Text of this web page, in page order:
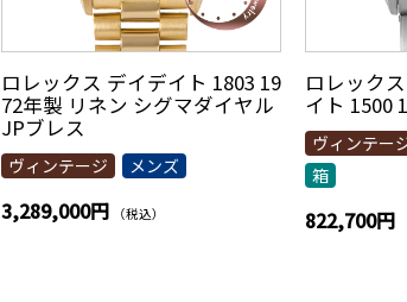
ロレックス デイデイト 1803 19
72年製 リネン シグマダイヤル
JPブレス
ヴィンテージ メンズ
3,289,000円 （税込）
ロレック
イト 1500
ヴィンテー
箱
822,700円